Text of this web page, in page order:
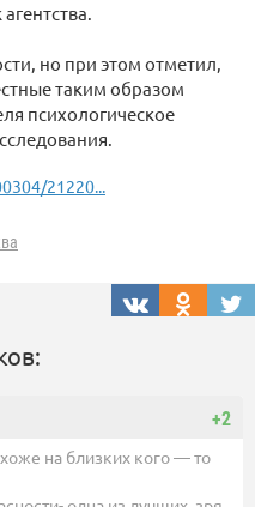
но при этом отметил,
таким образом
психологическое
21220...
+2
на близких кого — то